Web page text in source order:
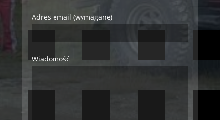
Adres email (wymagane)
Wiadomość